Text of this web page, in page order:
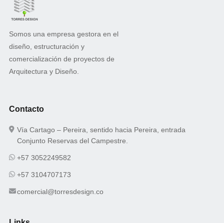
Somos una empresa gestora en el
diseño, estructuración y
comercialización de proyectos de
Arquitectura y Diseño.
Contacto
Vía Cartago – Pereira, sentido hacia Pereira, entrada
Conjunto Reservas del Campestre.
+57 3052249582
+57 3104707173
comercial@torresdesign.co